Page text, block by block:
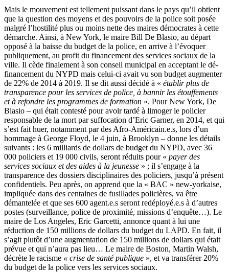
Mais le mouvement est tellement puissant dans le pays qu’il obtient
que la question des moyens et des pouvoirs de la police soit posée
malgré l’hostilité plus ou moins nette des maires démocrates à cette
démarche. Ainsi, à New York, le maire Bill De Blasio, au départ
opposé à la baisse du budget de la police, en arrive à l’évoquer
publiquement, au profit du financement des services sociaux de la
ville. Il cède finalement à son conseil municipal en acceptant le dé-
financement du NYPD mais celui-ci avait vu son budget augmenter
de 22% de 2014 à 2019. Il se dit aussi décidé à « établir plus de
transparence pour les services de police, à bannir les étouffements
et à refondre les programmes de formation ». Pour New York, De
Blasio – qui était contesté pour avoir tardé à limoger le policier
responsable de la mort par suffocation d’Eric Garner, en 2014, et qui
s’est fait huer, notamment par des Afro-Américain.e.s, lors d’un
hommage à George Floyd, le 4 juin, à Brooklyn – donne les détails
suivants : les 6 milliards de dollars de budget du NYPD, avec 36
000 policiers et 19 000 civils, seront réduits pour « payer des
services sociaux et des aides à la jeunesse » ; il s’engage à la
transparence des dossiers disciplinaires des policiers, jusqu’à présent
confidentiels. Peu après, on apprend que la « BAC » new-yorkaise,
impliquée dans des centaines de fusillades policières, va être
démantelée et que ses 600 agent.e.s seront redéployé.e.s à d’autres
postes (surveillance, police de proximité, missions d’enquête…). Le
maire de Los Angeles, Eric Garcetti, annonce quant à lui une
réduction de 150 millions de dollars du budget du LAPD. En fait, il
s’agit plutôt d’une augmentation de 150 millions de dollars qui était
prévue et qui n’aura pas lieu… Le maire de Boston, Martin Walsh,
décrète le racisme « crise de santé publique », et va transférer 20%
du budget de la police vers les services sociaux.